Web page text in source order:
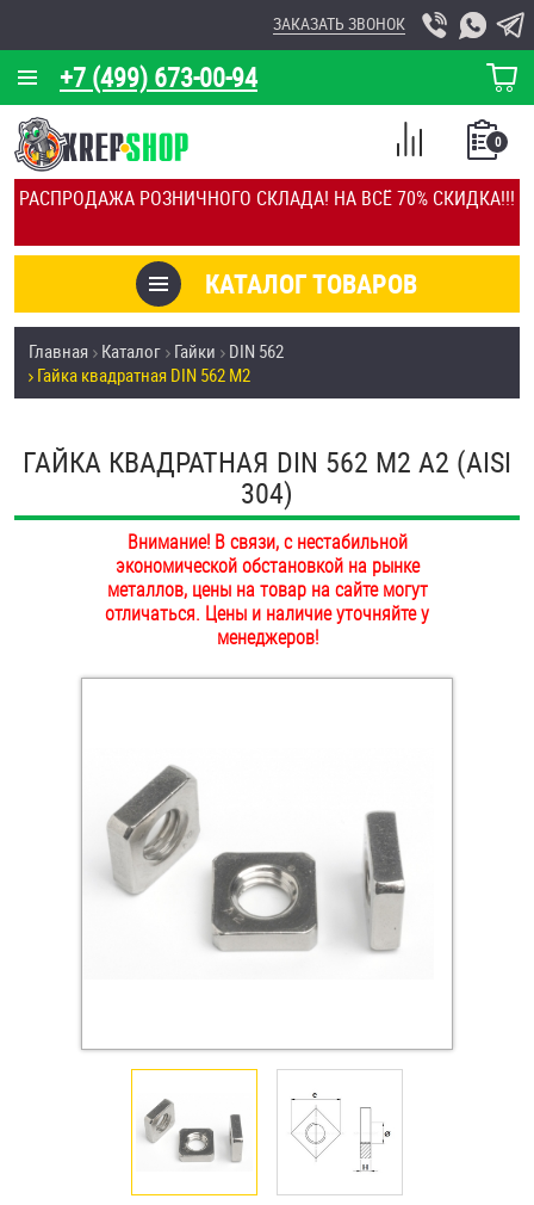
РАСПРОДАЖА РОЗНИЧНОГО СКЛАДА! НА ВСЁ 70% СКИДКА!!!
+7 (499) 673-00-94
ЗАКАЗАТЬ ЗВОНОК
КОРЗИНА
О КОМПАНИИ
КАЛЬКУЛЯТОР
ОТЗЫВЫ
УСЛУГИ
СКИДКИ
ОПТ
ПОКУПАТЕЛЯМ
ОПЛАТА И ДОСТАВКА
НАШИ МАГАЗИНЫ
КАТАЛОГ ТОВАРОВ
0
СПИСОК
СРАВНЕНИЕ
Товары со скидкой
Анкеры
Антивандальный крепёж, инструмент
Болты и винты
Втулки
Заклепки (Гайки-Заклепки)
Крюки, кольца с метрической резьбой
Крюки, кольца с шурупной резьбой
Оснастка и аксессуары для яхт
Главная Каталог Гайки
DIN 562
Гайка квадратная DIN 562 М2
ГАЙКА КВАДРАТНАЯ DIN 562 М2 А2 (AISI
304)
Внимание! В связи, с нестабильной
экономической обстановкой на рынке
металлов, цены на товар на сайте могут
отличаться. Цены и наличие уточняйте у
менеджеров!